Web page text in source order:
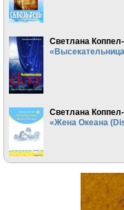
Светлана
Светлана
«Жена Океана